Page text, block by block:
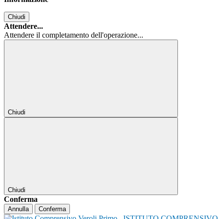
Chiudi
Attendere...
Attendere il completamento dell'operazione...
Chiudi
Chiudi
Conferma
Annulla Conferma